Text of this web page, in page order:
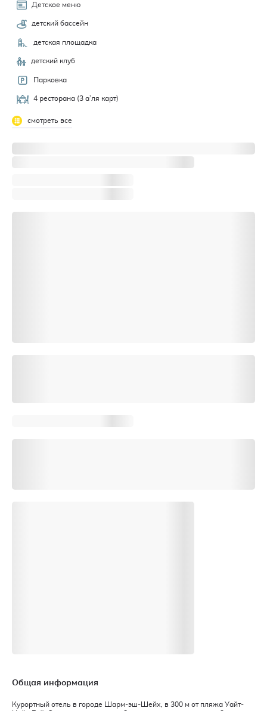
Детское меню
детский бассейн
детская площадка
детский клуб
Парковка
4 ресторана (3 а’ля карт)
смотреть все
Общая информация
Курортный отель в городе Шарм-эш-Шейх, в 300 м от пляжа Уайт-